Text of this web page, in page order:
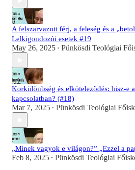
A felszarvazott férj, a feleség és a
Lelkigondozói esetek #19
May 26, 2025 • Pünkösdi Teológiai
Korkülönbség és elköteleződés: hisz-e
kapcsolatban? (#18)
Mar 7, 2025 • Pünkösdi Teológiai
„Minek vagyok e világon?” „Ezzel a
Feb 8, 2025 • Pünkösdi Teológiai